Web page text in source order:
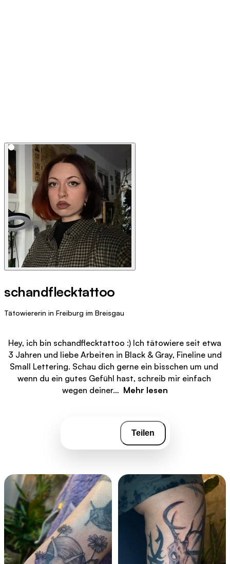
schandflecktattoo
Tätowiererin in Freiburg im Breisgau
Hey, ich bin schandflecktattoo :) Ich tätowiere seit etwa
3 Jahren und liebe Arbeiten in Black & Gray, Fineline und
Small Lettering. Schau dich gerne ein bisschen um und
wenn du ein gutes Gefühl hast, schreib mir einfach
wegen deiner… Mehr lesen
Teilen